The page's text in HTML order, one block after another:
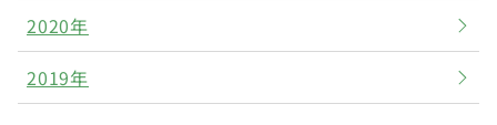
2020年
2019年